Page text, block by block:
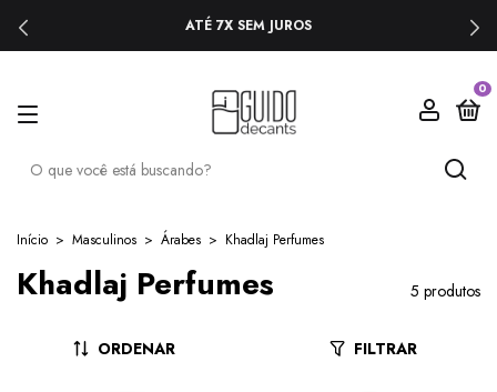
ATÉ 7X SEM JUROS
0
Início > Masculinos > Árabes > Khadlaj Perfumes
Khadlaj Perfumes 5 produtos
ORDENAR FILTRAR